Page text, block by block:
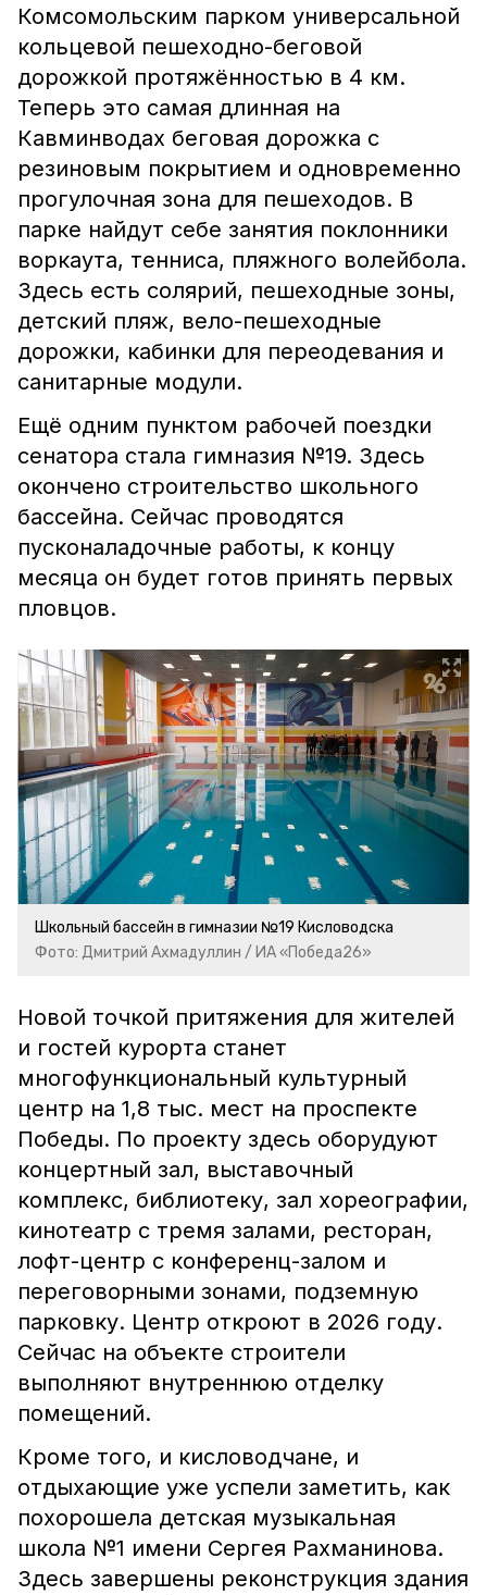
Комсомольским парком универсальной
кольцевой пешеходно-беговой
дорожкой протяжённостью в 4 км.
Теперь это самая длинная на
Кавминводах беговая дорожка с
резиновым покрытием и одновременно
прогулочная зона для пешеходов. В
парке найдут себе занятия поклонники
воркаута, тенниса, пляжного волейбола.
Здесь есть солярий, пешеходные зоны,
детский пляж, вело-пешеходные
дорожки, кабинки для переодевания и
санитарные модули.
Ещё одним пунктом рабочей поездки
сенатора стала гимназия №19. Здесь
окончено строительство школьного
бассейна. Сейчас проводятся
пусконаладочные работы, к концу
месяца он будет готов принять первых
пловцов.
Школьный бассейн в гимназии №19 Кисловодска
Фото: Дмитрий Ахмадуллин / ИА «Победа26»
Новой точкой притяжения для жителей
и гостей курорта станет
многофункциональный культурный
центр на 1,8 тыс. мест на проспекте
Победы. По проекту здесь оборудуют
концертный зал, выставочный
комплекс, библиотеку, зал хореографии,
кинотеатр с тремя залами, ресторан,
лофт-центр с конференц-залом и
переговорными зонами, подземную
парковку. Центр откроют в 2026 году.
Сейчас на объекте строители
выполняют внутреннюю отделку
помещений.
Кроме того, и кисловодчане, и
отдыхающие уже успели заметить, как
похорошела детская музыкальная
школа №1 имени Сергея Рахманинова.
Здесь завершены реконструкция здания